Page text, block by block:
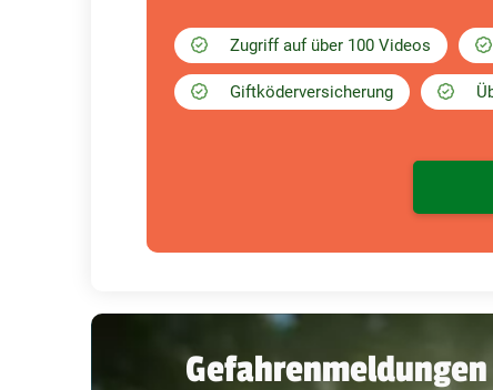
Zugriff auf über 100 Videos
Giftköderversicherung